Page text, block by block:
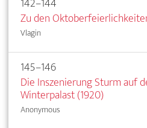
Zu den
Vlagin
145–146
Die Inszenierung Sturm auf
Winterpalast (1920)
Anonymous